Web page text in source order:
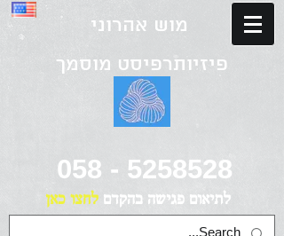
מוש אהרוני
פיזיותרפיסט מוסמך
058 - 5258528
לתיאום פגישה בהקדם לחצו כאן